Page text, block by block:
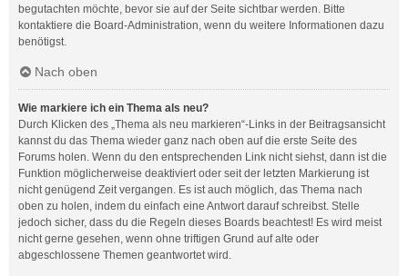
begutachten möchte, bevor sie auf der Seite sichtbar werden. Bitte
kontaktiere die Board-Administration, wenn du weitere Informationen dazu
benötigst.
Nach oben
Wie markiere ich ein Thema als neu?
Durch Klicken des „Thema als neu markieren“-Links in der Beitragsansicht
kannst du das Thema wieder ganz nach oben auf die erste Seite des
Forums holen. Wenn du den entsprechenden Link nicht siehst, dann ist die
Funktion möglicherweise deaktiviert oder seit der letzten Markierung ist
nicht genügend Zeit vergangen. Es ist auch möglich, das Thema nach
oben zu holen, indem du einfach eine Antwort darauf schreibst. Stelle
jedoch sicher, dass du die Regeln dieses Boards beachtest! Es wird meist
nicht gerne gesehen, wenn ohne triftigen Grund auf alte oder
abgeschlossene Themen geantwortet wird.